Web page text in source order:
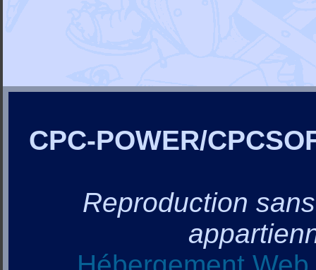
CPC-POWER/
Reproduction